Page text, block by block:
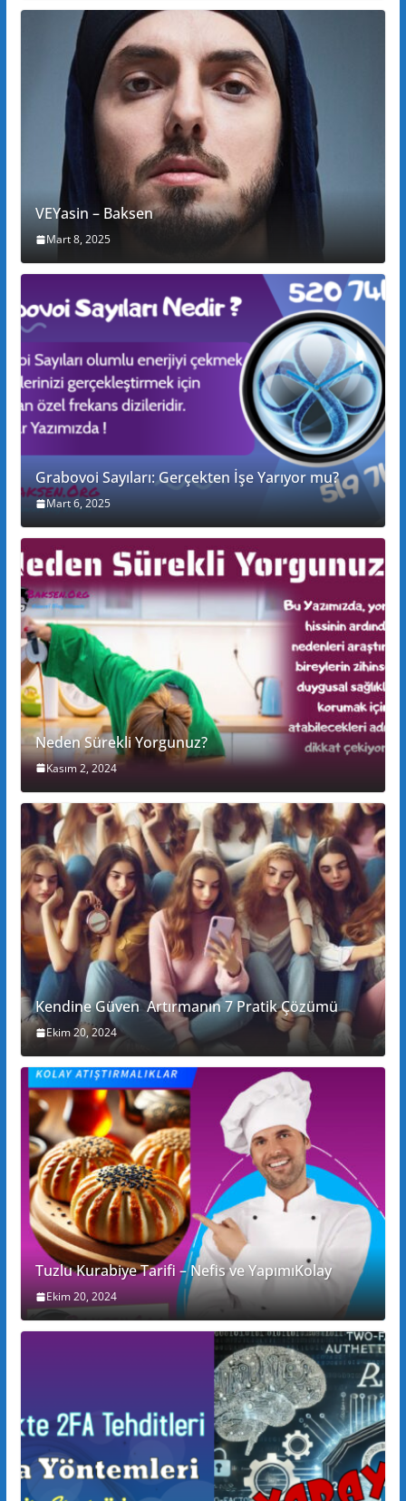
VEYasin – Baksen
Mart 8, 2025
Grabovoi Sayıları: Gerçekten İşe Yarıyor mu?
Mart 6, 2025
Neden Sürekli Yorgunuz?
Kasım 2, 2024
Kendine Güven Artırmanın 7 Pratik Çözümü
Ekim 20, 2024
Tuzlu Kurabiye Tarifi – Nefis ve YapımıKolay
Ekim 20, 2024